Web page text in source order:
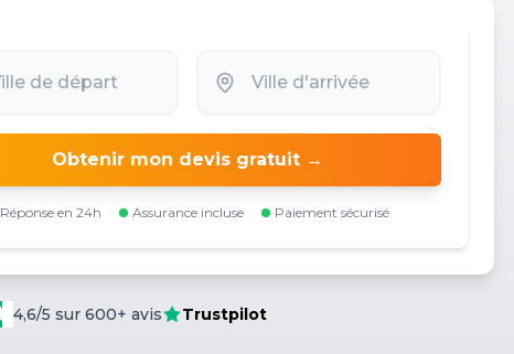
Obtenir mon devis gratuit →
Réponse en 24h Assurance incluse Paiement sécurisé
4,6/5 sur 600+ avis Trustpilot